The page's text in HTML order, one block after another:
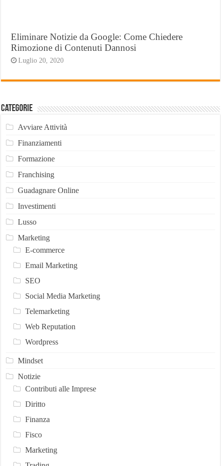
Eliminare Notizie da Google: Come Chiedere
Rimozione di Contenuti Dannosi
Luglio 20, 2020
Categorie
Avviare Attività
Finanziamenti
Formazione
Franchising
Guadagnare Online
Investimenti
Lusso
Marketing
E-commerce
Email Marketing
SEO
Social Media Marketing
Telemarketing
Web Reputation
Wordpress
Mindset
Notizie
Contributi alle Imprese
Diritto
Finanza
Fisco
Marketing